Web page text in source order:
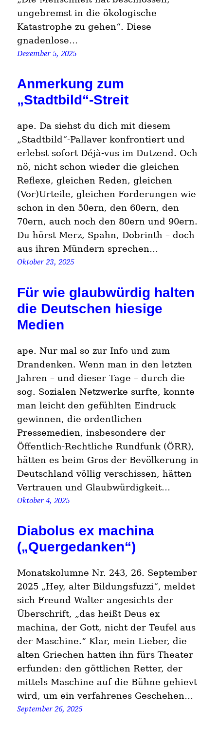
ungebremst in die ökologische
Katastrophe zu gehen“. Diese
gnadenlose…
Dezember 5, 2025
Anmerkung zum
„Stadtbild“-Streit
ape. Da siehst du dich mit diesem
„Stadtbild“-Pallaver konfrontiert und
erlebst sofort Déjà-vus im Dutzend. Och
nö, nicht schon wieder die gleichen
Reflexe, gleichen Reden, gleichen
(Vor)Urteile, gleichen Forderungen wie
schon in den 50ern, den 60ern, den
70ern, auch noch den 80ern und 90ern.
Du hörst Merz, Spahn, Dobrinth – doch
aus ihren Mündern sprechen…
Oktober 23, 2025
Für wie glaubwürdig halten
die Deutschen hiesige
Medien
ape. Nur mal so zur Info und zum
Drandenken. Wenn man in den letzten
Jahren – und dieser Tage – durch die
sog. Sozialen Netzwerke surfte, konnte
man leicht den gefühlten Eindruck
gewinnen, die ordentlichen
Pressemedien, insbesondere der
Öffentlich-Rechtliche Rundfunk (ÖRR),
hätten es beim Gros der Bevölkerung in
Deutschland völlig verschissen, hätten
Vertrauen und Glaubwürdigkeit…
Oktober 4, 2025
Diabolus ex machina
(„Quergedanken“)
Monatskolumne Nr. 243, 26. September
2025 „Hey, alter Bildungsfuzzi“, meldet
sich Freund Walter angesichts der
Überschrift, „das heißt Deus ex
machina, der Gott, nicht der Teufel aus
der Maschine.“ Klar, mein Lieber, die
alten Griechen hatten ihn fürs Theater
erfunden: den göttlichen Retter, der
mittels Maschine auf die Bühne gehievt
wird, um ein verfahrenes Geschehen…
September 26, 2025